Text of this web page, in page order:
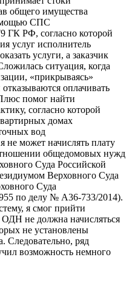
общего имущества
СПС
ГК РФ, согласно которой
услуг исполнитель
услуги, а заказчик
ситуация, когда
«прикрываясь»
оплачивать
помог найти
согласно которой
домах
вод
не может начислять плату
общедомовых нужд
Суда Российской
Верховного Суда
Суда
по делу № А36-733/2014).
я смог прийти
не должна начисляться
не установлены
Следовательно, ряд
возможность немного